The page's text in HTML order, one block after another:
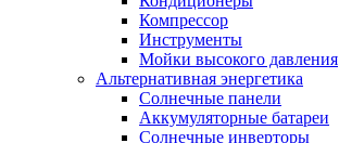
Компрессор
Инструменты
Мойки высокого давления
Альтернативная энергетика
Солнечные панели
Аккумуляторные батареи
Солнечные инверторы